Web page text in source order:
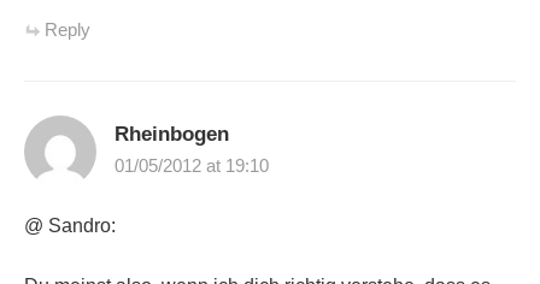
Reply
Rheinbogen
01/05/2012 at 19:10
@ Sandro: